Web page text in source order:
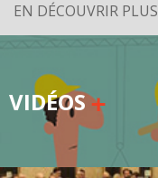
EN DÉCOUVRIR PLUS
VIDÉOS